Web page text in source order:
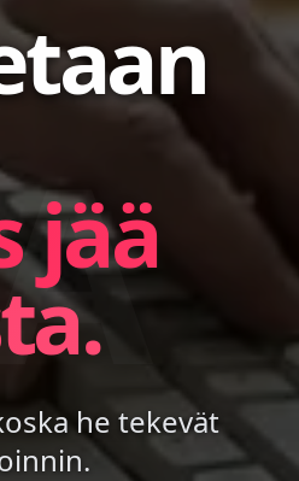
jää
he tekevät